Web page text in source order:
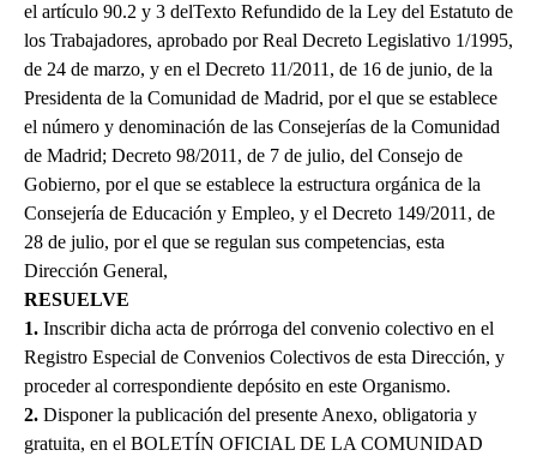
el artículo 90.2 y 3 delTexto Refundido de la Ley del Estatuto de
los Trabajadores, aprobado por Real Decreto Legislativo 1/1995,
de 24 de marzo, y en el Decreto 11/2011, de 16 de junio, de la
Presidenta de la Comunidad de Madrid, por el que se establece
el número y denominación de las Consejerías de la Comunidad
de Madrid; Decreto 98/2011, de 7 de julio, del Consejo de
Gobierno, por el que se establece la estructura orgánica de la
Consejería de Educación y Empleo, y el Decreto 149/2011, de
28 de julio, por el que se regulan sus competencias, esta
Dirección General,
RESUELVE
1. Inscribir dicha acta de prórroga del convenio colectivo en el
Registro Especial de Convenios Colectivos de esta Dirección, y
proceder al correspondiente depósito en este Organismo.
2. Disponer la publicación del presente Anexo, obligatoria y
gratuita, en el BOLETÍN OFICIAL DE LA COMUNIDAD